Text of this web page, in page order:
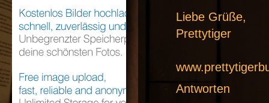
Liebe Grüße,
Prettytiger
Antworten